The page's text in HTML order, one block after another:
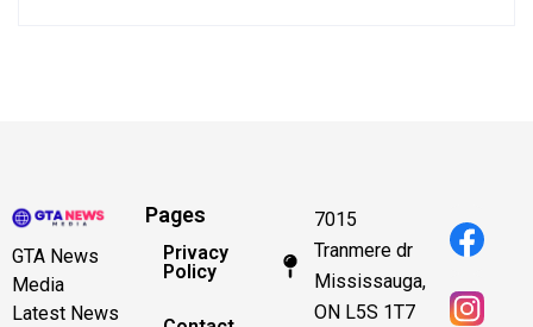
GTA News
Media
Latest News
Pages
Privacy
Policy
7015
Tranmere dr
Mississauga,
ON L5S 1T7